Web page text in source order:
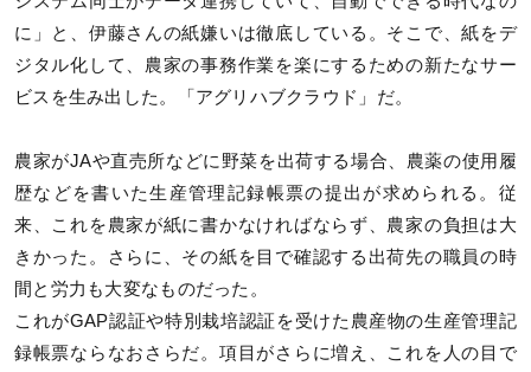
に」と、伊藤さんの紙嫌いは徹底している。そこで、紙をデ
ジタル化して、農家の事務作業を楽にするための新たなサー
ビスを生み出した。「アグリハブクラウド」だ。
農家がJAや直売所などに野菜を出荷する場合、農薬の使用履
歴などを書いた生産管理記録帳票の提出が求められる。従
来、これを農家が紙に書かなければならず、農家の負担は大
きかった。さらに、その紙を目で確認する出荷先の職員の時
間と労力も大変なものだった。
これがGAP認証や特別栽培認証を受けた農産物の生産管理記
録帳票ならなおさらだ。項目がさらに増え、これを人の目で